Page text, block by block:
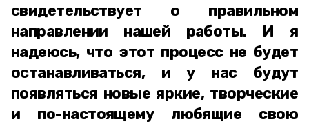
свидетельствует о правильном
направлении нашей работы. И я
надеюсь, что этот процесс не будет
останавливаться, и у нас будут
появляться новые яркие, творческие
и по-настоящему любящие свою